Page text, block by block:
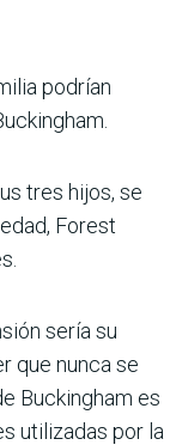
podrían
tres hijos, se
Forest
sería su
que nunca se
Buckingham es
utilizadas por la